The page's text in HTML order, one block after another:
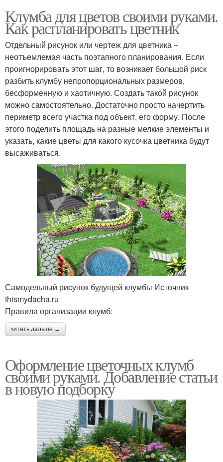
Клумба для цветов своими руками.
Как распланировать цветник
Отдельный рисунок или чертеж для цветника –
неотъемлемая часть поэтапного планирования. Если
проигнорировать этот шаг, то возникает большой риск
разбить клумбу непропорциональных размеров,
бесформенную и хаотичную. Создать такой рисунок
можно самостоятельно. Достаточно просто начертить
периметр всего участка под объект, его форму. После
этого поделить площадь на разные мелкие элементы и
указать, какие цветы для какого кусочка цветника будут
высаживаться.
Самодельный рисунок будущей клумбы Источник
thismydacha.ru
Правила организации клумб:
читать дальше →
Оформление цветочных клумб
своими руками. Добавление статьи
в новую подборку